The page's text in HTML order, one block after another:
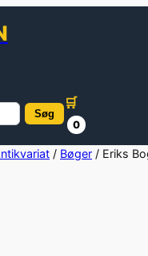
Søg
🛒
0
/ Bøger / Eriks